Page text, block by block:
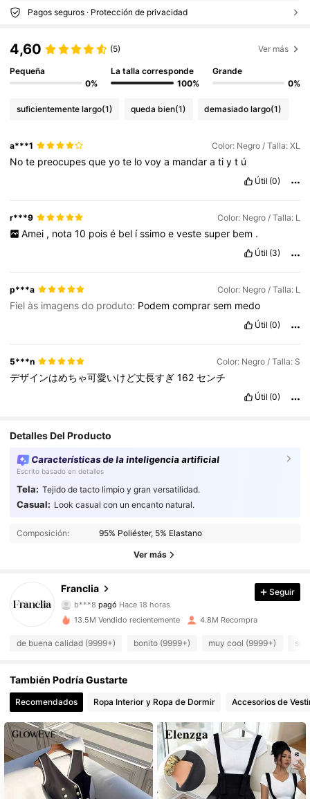
Pagos seguros · Protección de privacidad
4,60 (5) Ver más
Pequeña
0%
La talla corresponde
100%
Grande
0%
suficientemente largo(1) queda bien(1) demasiado largo(1)
a***1 Color: Negro / Talla: XL
Note preocupesqueyote lovoya mandaratiyt ú
Útil (0)
r***9 Color: Negro / Talla: L
Amei , nota 10 pois é bel íssimo e veste super bem .
Útil (3)
p***a Color: Negro / Talla: L
Fiel às imagens do produto: Podemcomprarsem medo
Útil (0)
5***n Color: Negro / Talla: S
デザインはめちゃ可愛いけど丈長すぎ162 センチ
Útil (0)
Detalles Del Producto
Características de la inteligencia artificial
Escrito basado en detalles
Tela: Tejido de tacto limpio y gran versatilidad.
Casual: Look casual con un encanto natural.
Composición: 95% Poliéster, 5% Elastano
Ver más
Franclia
4,78
1.6M Seguidores
k***sseguidoHace 1 horas
4,78
4,78 1.6M Seguidores
Seguir
13.5M Vendido recientemente 4.8M Recompra
de buena calidad (9999+) bonito (9999+) muy cool (9999+)
También Podría Gustarte
Recomendados Ropa Interior y Ropa de Dormir Accesorios de